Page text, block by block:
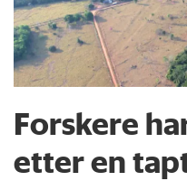
Forskere
etter en